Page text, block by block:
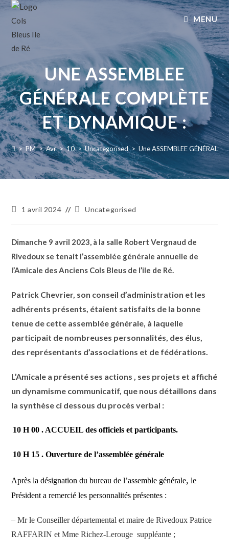
MENU
UNE ASSEMBLEE
GÉNÉRALE COMPLÈTE
ET DYNAMIQUE :
> PM > Avr > 10 > Uncategorised > Une ASSEMBLEE
1 avril 2024 Uncategorised
Dimanche 9 avril 2023, à la salle Robert Vergnaud de
Rivedoux se tenait l’assemblée générale annuelle de
l’Amicale des Anciens Cols Bleus de l’ile de Ré.
Patrick Chevrier, son conseil d’administration et les
adhérents présents, étaient satisfaits de la bonne
tenue de cette assemblée générale, à laquelle
participait de nombreuses personnalités, des élus,
des représentants d’associations et de fédérations.
L’Amicale a présenté ses actions , ses projets et affiché
un dynamisme communicatif, que nous détaillons dans
la synthèse ci dessous du procès verbal :
10 H 00 . ACCUEIL des officiels et participants.
10 H 15 . Ouverture de l’assemblée générale
Après la désignation du bureau de l’assemble générale, le
Président a remercié les personnalités présentes :
– Mr le Conseiller départemental et maire de RivedouxPatrice
RAFFARINet Mme Richez-Lerougesuppléante ;